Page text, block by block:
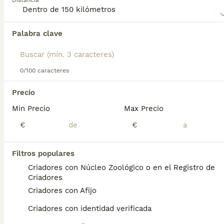
Palabra clave
0/100 caracteres
Precio
Min Precio
€
Max Precio
€
Filtros populares
Criadores con Núcleo Zoológico o en el Registro de
Criadores
Criadores con Afijo
Criadores con identidad verificada
Lee nuestra
página de consejos de compra de Spitz
Encontramos 0 Spitz Japonés Perros para
Si deseas exactamente esta búsqueda guarda tu
búsqueda y espera el resultado perfecto:
Preguntas frecuentes
¿Qué tipo de perro es un
Spitz Japonés?
El Spitz Japonés (日本スピッツ Nihon
Supittsu) es una raza canina de tipo spitz,
originaria de Japón. La raza es reconocida